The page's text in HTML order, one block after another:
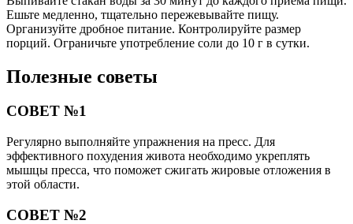
Ешьте медленно, тщательно пережевывайте пищу.
Организуйте дробное питание. Контролируйте размер
порций. Ограничьте употребление соли до 10 г в сутки.
Полезные советы
СОВЕТ №1
Регулярно выполняйте упражнения на пресс. Для
эффективного похудения живота необходимо укреплять
мышцы пресса, что поможет сжигать жировые отложения в
этой области.
СОВЕТ №2